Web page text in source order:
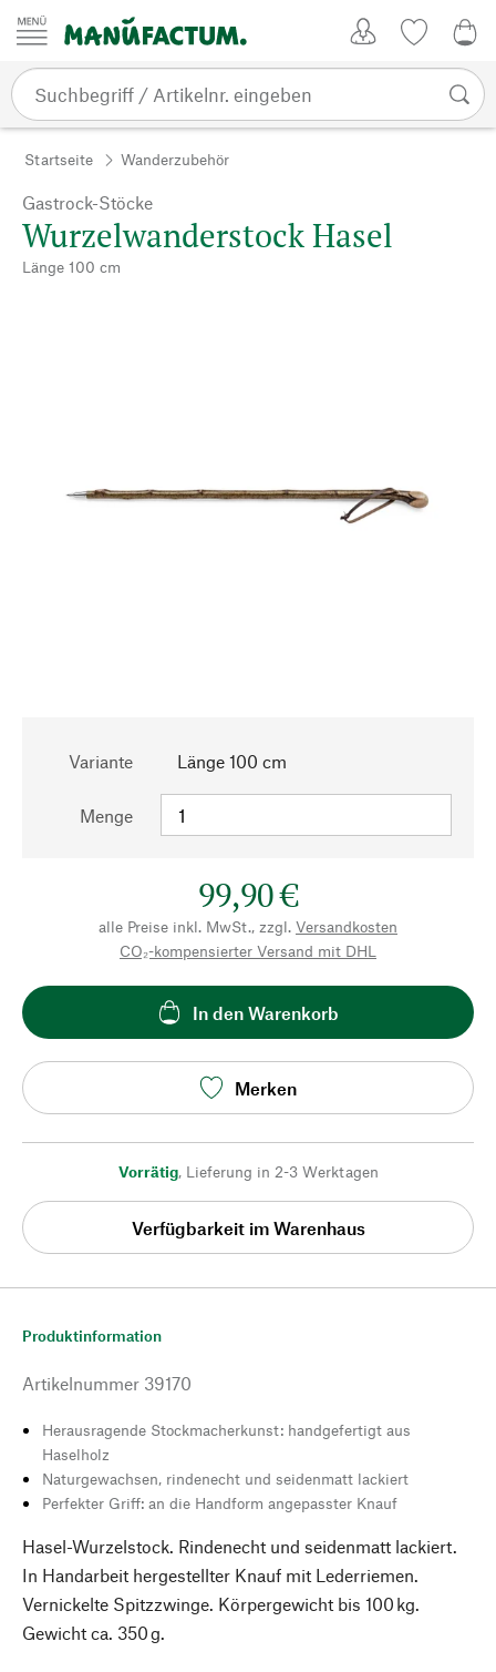
Zum Inhalt springen
Startseite Wanderzubehör
Gastrock-Stöcke
Wurzelwanderstock Hasel
Länge 100 cm
Variante Länge 100 cm
Menge
99,90 €
alle Preise inkl. MwSt., zzgl. Versandkosten
CO₂-kompensierter Versand mit DHL
In den Warenkorb
Merken
Vorrätig, Lieferung in 2-3 Werktagen
Verfügbarkeit im Warenhaus
Produktinformation
Artikelnummer 39170
Herausragende Stockmacherkunst: handgefertigt aus
Haselholz
Naturgewachsen, rindenecht und seidenmatt lackiert
Perfekter Griff: an die Handform angepasster Knauf
Hasel-Wurzelstock. Rindenecht und seidenmatt lackiert.
In Handarbeit hergestellter Knauf mit Lederriemen.
Vernickelte Spitzzwinge. Körpergewicht bis 100 kg.
Gewicht ca. 350 g.